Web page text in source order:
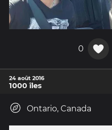
0
24 août 2016
1000 îles
Ontario, Canada